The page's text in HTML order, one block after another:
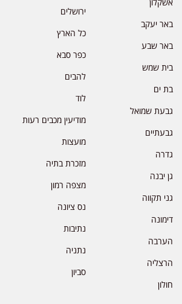
באר יעקב
באר שבע
בית שמש
בת ים
גבעת שמואל
גבעתיים
גדרה
גן יבנה
גני תקווה
דימונה
הערבה
הרצליה
חולון
ירושלים
כל הארץ
כפר סבא
להבים
לוד
מודיעין מכבים רעות
מועצות
מזכרת בתיה
מצפה רמון
נס ציונה
נתיבות
נתניה
סביון